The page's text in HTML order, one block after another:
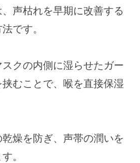
声枯れを早期に改善する
です。
クの内側に湿らせたガー
むことで、喉を直接保湿
燥を防ぎ、声帯の潤いを
。